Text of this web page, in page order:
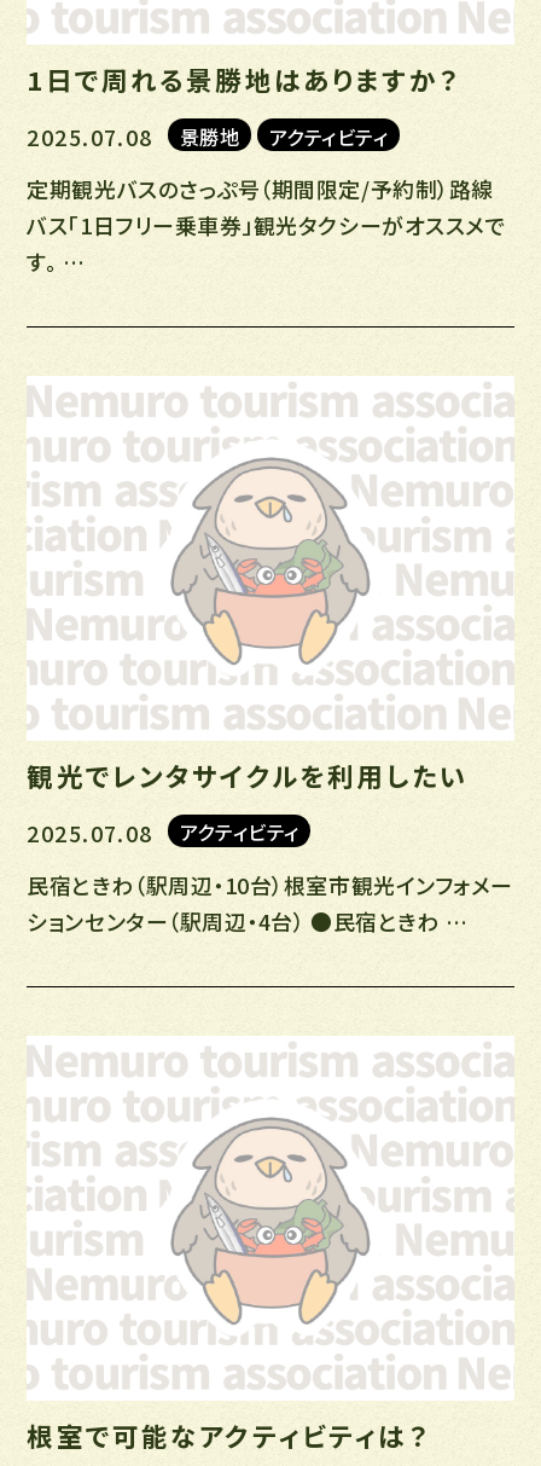
1日で周れる景勝地はありますか？
2025.07.08 景勝地 アクティビティ
定期観光バスのさっぷ号（期間限定/予約制）路線
バス「1日フリー乗車券」観光タクシーがオススメで
す。 …
観光でレンタサイクルを利用したい
2025.07.08 アクティビティ
民宿ときわ（駅周辺・10台）根室市観光インフォメー
ションセンター（駅周辺・4台） ●民宿ときわ …
根室で可能なアクティビティは？